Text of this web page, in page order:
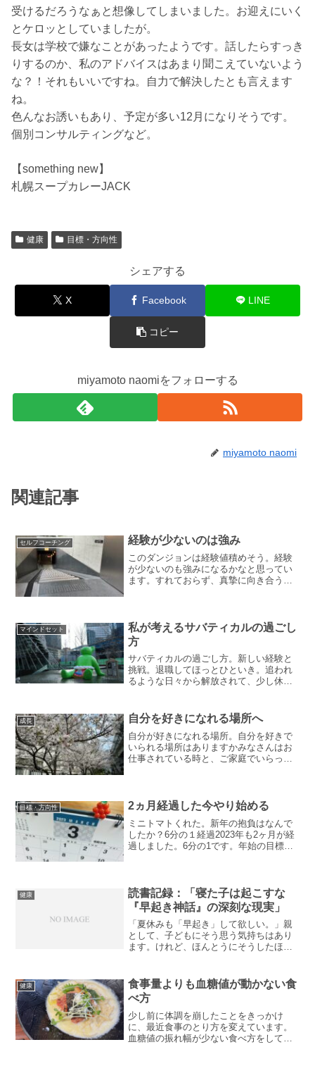
受けるだろうなぁと想像してしまいました。お迎えにいく
とケロッとしていましたが。
長女は学校で嫌なことがあったようです。話したらすっき
りするのか、私のアドバイスはあまり聞こえていないよう
な？！それもいいですね。自力で解決したとも言えます
ね。
色んなお誘いもあり、予定が多い12月になりそうです。
個別コンサルティングなど。
【something new】
札幌スープカレーJACK
健康 目標・方向性
シェアする
X Facebook LINE
コピー
miyamoto naomiをフォローする
miyamoto naomi
関連記事
セルフコーチング 経験が少ないのは強み
このダンジョンは経験値積めそう。経験
が少ないのも強みになるかなと思ってい
ます。すれておらず、真摯に向き合う気
が、この世の中にはありま...
マインドセット
私が考えるサバティカルの過ごし
方
サバティカルの過ごし方。新しい経験と
挑戦。退職してほっとひといき。追われ
るような日々から解放されて、少し休み
にすごしますか。私の場合をご紹介しま
す。サバティカルリーブ(...
成長 自分を好きになれる場所へ
自分が好きになれる場所。自分を好きで
いられる場所はありますかみなさんはお
仕事されている時と、ご家庭でいらっし
な瞬間もありますけれど、...
目標・方向性 2ヵ月経過した今やり始める
ミニトマトくれた。新年の抱負はなんで
したか？6分の１経過2023年も2ヶ月が経
過しました。6分の1です。年始の目標に
れませんが。...
健康
読書記録：「寝た子は起こすな
『早起き神話』の深刻な現実」
「夏休みも「早起き」して欲しい。」親
として、子どもにそう思う気持ちはあり
ます。けれど、ほんとうにそうしたほう
でみました。その結果、以下の３つの内
容が心に残りました。こ...
健康
食事量よりも血糖値が動かない食
べ方
少し前に体調を崩したことをきっかけ
に、最近食事のとり方を変えています。
血糖値の振れ幅が少ない食べ方をしてい